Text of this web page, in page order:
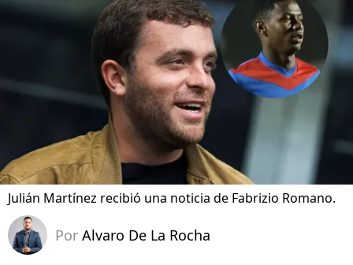
Julián Martínez recibió una noticia de Fabrizio Romano.
Por Alvaro De La Rocha